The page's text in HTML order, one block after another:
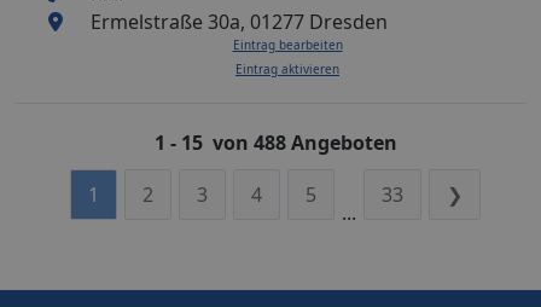
Ermelstraße 30a, 01277 Dresden
Eintrag bearbeiten
Eintrag aktivieren
1 - 15 von 488 Angeboten
1
2 3 4 5
...
33 ❯